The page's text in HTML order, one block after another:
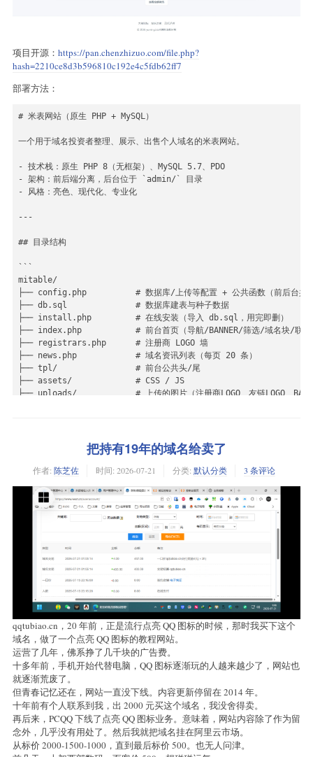
- 链接LOGO
- 链接排序
### 域名资讯管理
- 资讯标题
- 发布平台
项目开源： https://pan.chenzhizuo.com/file.php?
hash=2210ce8d3b596810c192e4c5fdb62ff7
部署方法：
# 米表网站（原生 PHP + MySQL）
一个用于域名投资者整理、展示、出售个人域名的米表网站。
- 技术栈：原生 PHP 8（无框架）、MySQL 5.7、PDO
- 架构：前后端分离，后台位于 `admin/` 目录
- 风格：亮色、现代化、专业化
---
## 目录结构
```
mitable/
├── config.php          # 数据库/上传等配置 + 公共函数（前后台共
├── db.sql              # 数据库建表与种子数据
├── install.php         # 在线安装（导入 db.sql，用完即删）
├── index.php           # 前台首页（导航/BANNER/筛选/域名块/联系
├── registrars.php      # 注册商 LOGO 墙
├── news.php            # 域名资讯列表（每页 20 条）
├── tpl/                # 前台公共头/尾
├── assets/             # CSS / JS
├── uploads/            # 上传的图片（注册商LOGO、友链LOGO、
    ├── site.php        # 网站基本信息
    ├── domains.php     # 域名列表管理
    ├── categories.php  # 域名分类管理
    ├── friendlinks.php # 友情链接管理
    ├── news.php        # 域名资讯管理
    ├── banners.php     # BANNER 管理
    └── password.php    # 修改管理员密码
## 部署步骤
### 1. 准备环境
- 一台支持 PHP 8 的 Web 服务器（Apache / Nginx + PHP-FPM）
- MySQL 5.7（或兼容版本）
- 将整个 `mitable/` 目录上传/复制到网站根目录
### 2. 配置数据库
打开 `config.php`，修改以下常量：
```php
define('DB_HOST', 'localhost');
define('DB_PORT', '3306');
把持有19年的域名给卖了
作者: 陈芝佐 时间: 2026-07-21 分类: 默认分类 3 条评论
qqtubiao.cn，20 年前，正是流行点亮 QQ 图标的时候，那时我买下这个
域名，做了一个点亮 QQ 图标的教程网站。
运营了几年，佛系挣了几千块的广告费。
十多年前，手机开始代替电脑，QQ 图标逐渐玩的人越来越少了，网站也
就逐渐荒废了。
但青春记忆还在，网站一直没下线。内容更新停留在 2014 年。
十年前有个人联系到我，出 2000 元买这个域名，我没舍得卖。
再后来，PCQQ 下线了点亮 QQ 图标业务。意味着，网站内容除了作为留
念外，几乎没有用处了。然后我就把域名挂在阿里云市场。
从标价 2000-1500-1000，直到最后标价 500。也无人问津。